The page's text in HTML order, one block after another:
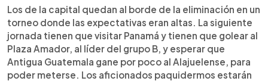
un centro de Ronald Matarrita. El resultado dejó a
los albos al borde de la eliminación y generó
preocupación en la afición. En otro duelo,
Hércules cayó 3-0 frente al Real Estelí, en su
despedida de la competición regional.
Los de la capital quedan al borde de la eliminación en un
torneo donde las expectativas eran altas. La siguiente
jornada tienen que visitar Panamá y tienen que golear al
Plaza Amador, al líder del grupo B, y esperar que
Antigua Guatemala gane por poco al Alajuelense, para
poder meterse. Los aficionados paquidermos estarán